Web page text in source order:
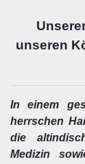
unseren
In einem
herrschen
die
Medizin